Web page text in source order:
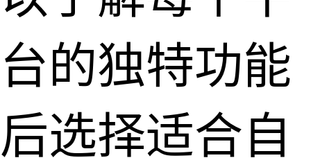
台的独特功能
后选择适合自